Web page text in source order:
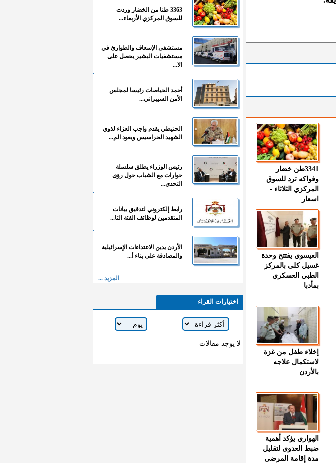
3341طن خضار
وفواكه ترد للسوق
المركزي الثلاثاء -
اسعار
العيسوي يفتتح وحدة
غسيل كلى بالمركز
الطبي العسكري
بمأدبا
إخلاء طفل من غزة
لاستكمال علاجه
بالأردن
الهواري يؤكد أهمية
ضبط العدوى لتقليل
مدة إقامة المرضى
3363 طنا من الخضار وردت
للسوق المركزي الأربعاء...
مستشفى الإسعاف والطوارئ في
مستشفيات البشير يحصل على
الا...
أحمد الحياصات رئيسا لمجلس
الأمن السيبراني...
الحنيطي يقدم واجب العزاء لذوي
الشهيد الحراسيس ويعود الم...
رئيس الوزراء يطلق سلسلة
حوارات مع الشباب حول رؤى
التحدي...
رابط إلكتروني لتدقيق بيانات
المتقدمين لوظائف الفئة الثا...
الأردن يدين الاعتداءات الإسرائيلية
والمصادقة على بناء أ...
المزيد ...
اختيارات القراء
لا يوجد مقالات